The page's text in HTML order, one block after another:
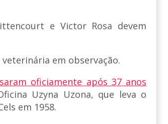
e Victor Rosa devem
em observação.
oficiamente após 37 anos
Uzyna Uzona, que leva o
em 1958.